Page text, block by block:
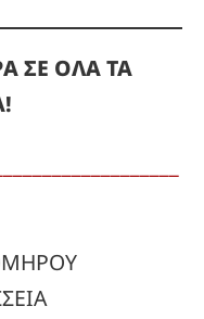
ΣΕ ΟΛΑ ΤΑ